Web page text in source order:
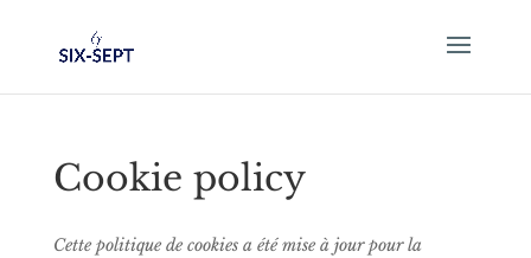
Cookie policy
Cette politique de cookies a été mise à jour pour la